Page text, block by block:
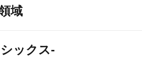
域
ックス-